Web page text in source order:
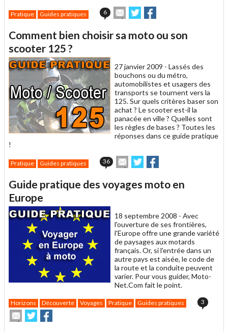
Pratique Guides pratiques 6
Envoyer
cet
à
Partager
sur sur
Comment bien choisir sa moto ou son
scooter 125 ?
27 janvier 2009 - Lassés des
bouchons ou du métro,
automobilistes et usagers des
transports se tournent vers la
125. Sur quels critères baser son
achat ? Le scooter est-il la
panacée en ville ? Quelles sont
les règles de bases ? Toutes les
réponses dans ce guide pratique
!
Pratique Guides pratiques 36
Envoyer
cet
à
Partager
sur sur
Guide pratique des voyages moto en
Europe
18 septembre 2008 - Avec
l'ouverture de ses frontières,
l'Europe offre une grande variété
de paysages aux motards
français. Or, si l'entrée dans un
autre pays est aisée, le code de
la route et la conduite peuvent
varier. Pour vous guider, Moto-
Net.Com fait le point.
Horizons Découverte Voyages Pratique Guides pratiques 3
Envoyer
cet
Partager
sur
sur